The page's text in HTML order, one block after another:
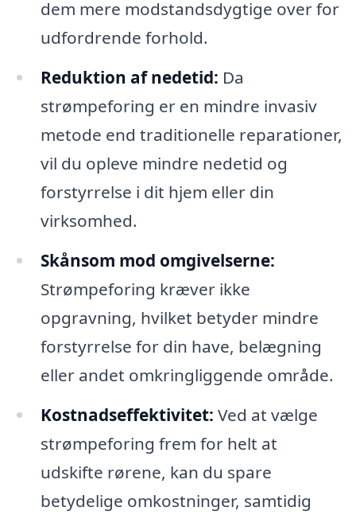
dem mere modstandsdygtige over for
udfordrende forhold.
Reduktion af nedetid: Da
strømpeforing er en mindre invasiv
metode end traditionelle reparationer,
vil du opleve mindre nedetid og
forstyrrelse i dit hjem eller din
virksomhed.
Skånsom mod omgivelserne:
Strømpeforing kræver ikke
opgravning, hvilket betyder mindre
forstyrrelse for din have, belægning
eller andet omkringliggende område.
Kostnadseffektivitet: Ved at vælge
strømpeforing frem for helt at
udskifte rørene, kan du spare
betydelige omkostninger, samtidig